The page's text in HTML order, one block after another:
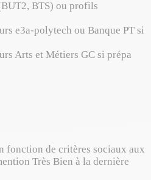
BTS) ou profils
e3a-polytech ou Banque PT si
Arts et Métiers GC si prépa
fonction de critères sociaux aux
Très Bien à la dernière